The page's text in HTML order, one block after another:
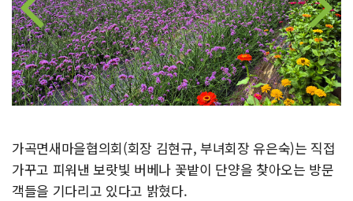
가곡면새마을협의회(회장 김현규, 부녀회장 유은숙)는 직접
가꾸고 피워낸 보랏빛 버베나 꽃밭이 단양을 찾아오는 방문
객들을 기다리고 있다고 밝혔다.